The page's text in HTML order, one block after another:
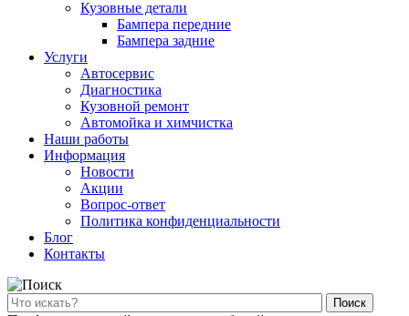
Кузовные детали
Бампера передние
Бампера задние
Услуги
Автосервис
Диагностика
Кузовной ремонт
Автомойка и химчистка
Наши работы
Информация
Новости
Акции
Вопрос-ответ
Политика конфиденциальности
Блог
Контакты
Поиск